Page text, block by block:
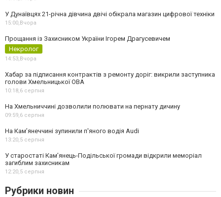
У Дунаївцях 21-річна дівчина двічі обікрала магазин цифрової техніки
15:00,Вчора
Прощання із Захисником України Ігорем Драгусевичем
Некролог
14:53,Вчора
Хабар за підписання контрактів з ремонту доріг: викрили заступника
голови Хмельницької ОВА
10:18,6 серпня
На Хмельниччині дозволили полювати на пернату дичину
09:59,6 серпня
На Камʼянеччині зупинили п'яного водія Audi
13:20,5 серпня
У старостаті Кам’янець-Подільської громади відкрили меморіал
загиблим захисникам
12:20,5 серпня
Рубрики новин